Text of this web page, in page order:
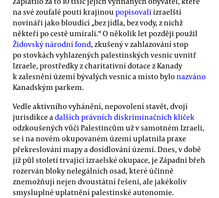
na své zoufalé pouti krajinou popisovaliizraelští
novináři jako bloudící „bez jídla, bez vody, z nichž
někteří po cestě umírali.“ O několik let později použil
Židovský národní fond, zkušený v zahlazování stop
po stovkách vyhlazených palestinských vesnic uvnitř
Izraele, prostředky z charitativní dotace z Kanady
k zalesnění území bývalých vesnic a místo bylonazváno
Kanadským parkem.
Vedle aktivního vyhánění, nepovolení stavět, dvojí
jurisdikce adalších právních diskriminačních kliček
odzkoušených vůči Palestincům už v samotném Izraeli,
se i na novém okupovaném území uplatnila praxe
překreslování mapy a dosídlování území. Dnes, v době
již půl století trvající izraelské okupace, je Západní břeh
rozerván bloky nelegálních osad, které účinně
znemožňují nejen dvoustátní řešení, ale jakékoliv
smysluplné uplatnění palestinské autonomie.